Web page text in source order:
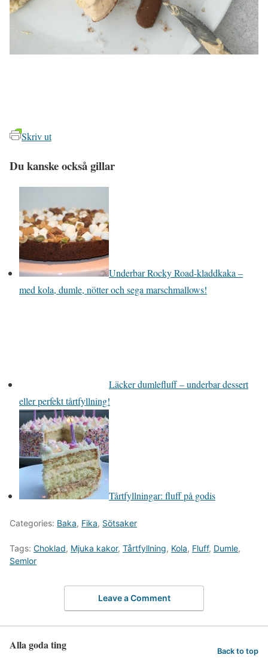
Skriv ut
Du kanske också gillar
Underbar Rocky Road-kladdkaka –
med kola, dumle, nötter och sega marschmallows!
Läcker dumlefluff – underbar dessert
eller perfekt tårtfyllning!
Tårtfyllningar: fluff på godis
Categories: Baka, Fika, Sötsaker
Tags: Choklad, Mjuka kakor, Tårtfyllning, Kola, Fluff, Dumle,
Semlor
Leave a Comment
Alla goda ting Back to top